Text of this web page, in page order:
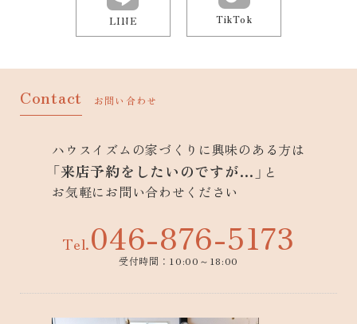
LINE TikTok
Contact お問い合わせ
ハウスイズムの家づくりに興味のある方は
「来店予約をしたいのですが…」 と
お気軽にお問い合わせください
Tel.046-876-5173
受付時間：10:00～18:00